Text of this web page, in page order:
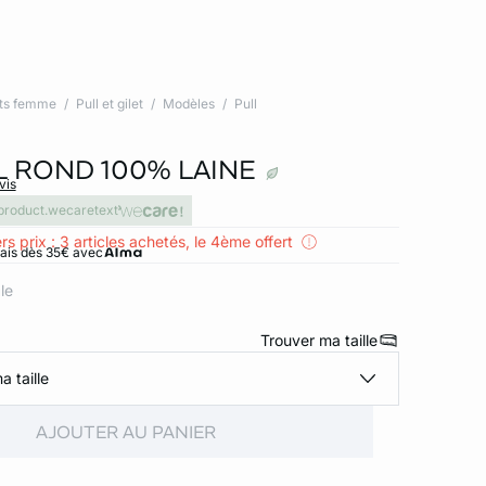
femme Pull et gilet Modèles Pull
ROND 100% LAINE
prix : 3 articles achetés, le 4ème offert
dès 35€ avec
Trouver ma taille
taille
AJOUTER AU PANIER